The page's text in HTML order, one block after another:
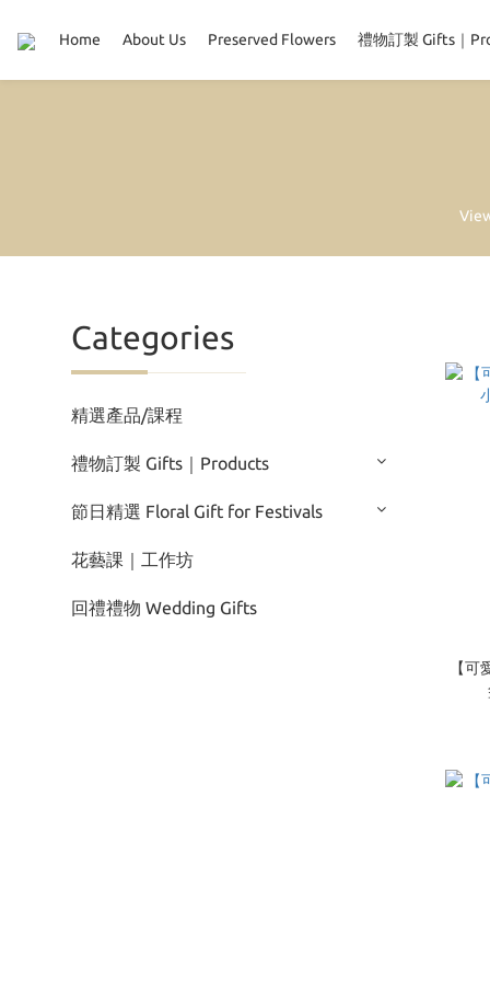
Home About Us Preserved Flowers 禮物訂製 Gifts｜
Categories
精選產品/課程
禮物訂製 Gifts｜Products
節日精選 Floral Gift for Festivals
花藝課｜工作坊
回禮禮物 Wedding Gifts
【